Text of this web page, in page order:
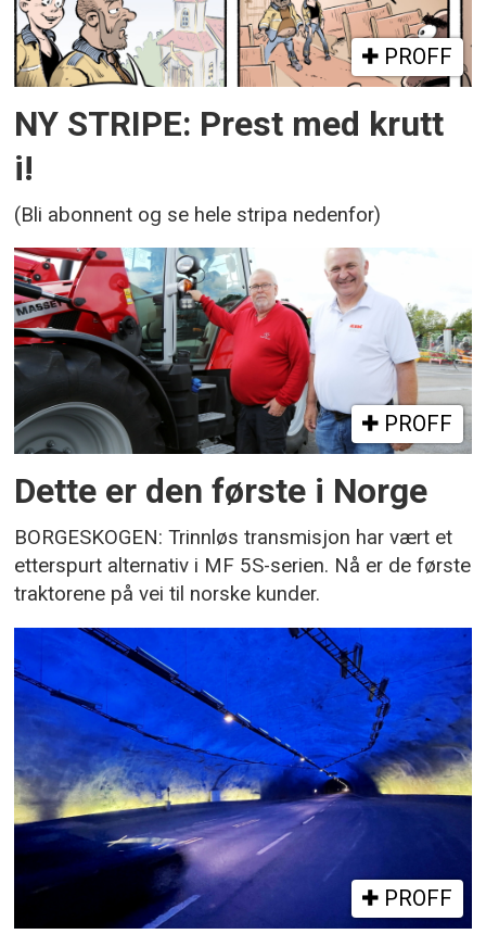
PROFF
NY STRIPE: Prest med krutt
i!
(Bli abonnent og se hele stripa nedenfor)
PROFF
Dette er den første i Norge
BORGESKOGEN: Trinnløs transmisjon har vært et
etterspurt alternativ i MF 5S-serien. Nå er de første
traktorene på vei til norske kunder.
PROFF